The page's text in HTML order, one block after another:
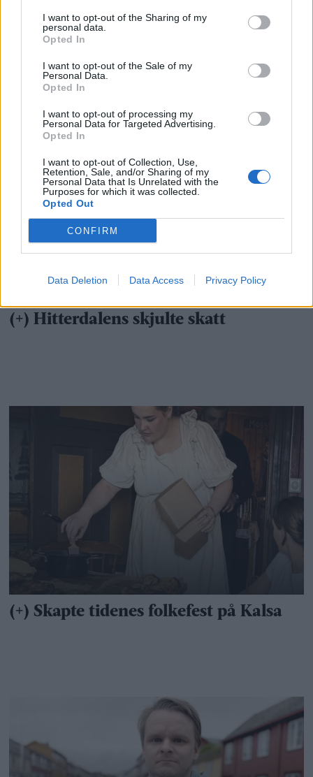
I want to opt-out of the Sharing of my
personal data.
Opted In
I want to opt-out of the Sale of my
Personal Data.
Opted In
I want to opt-out of processing my
Personal Data for Targeted Advertising.
Opted In
I want to opt-out of Collection, Use,
Retention, Sale, and/or Sharing of my
Personal Data that Is Unrelated with the
Purposes for which it was collected.
Opted Out
CONFIRM
Data Deletion Data Access Privacy Policy